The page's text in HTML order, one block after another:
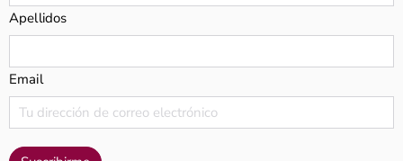
Apellidos
Email